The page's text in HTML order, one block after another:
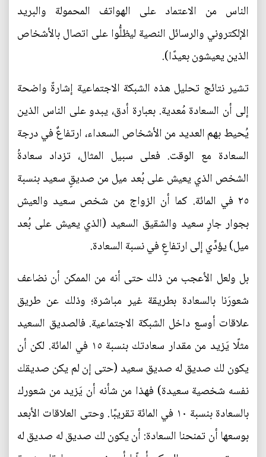
الناس من الاعتماد على الهواتف المحمولة والبريد
الإلكتروني والرسائل النصية ليظلُّوا على اتصال بالأشخاص
الذين يعيشون بعيدًا).
تشير نتائج تحليل هذه الشبكة الاجتماعية إشارةً واضحة
إلى أن السعادة مُعدية. بعبارة أدق، يبدو على الناس الذين
يُحيط بهم العديد من الأشخاص السعداء، ارتفاعٌ في درجة
السعادة مع الوقت. فعلى سبيل المثال، تزداد سعادةُ
الشخص الذي يعيش على بُعد ميل من صديقٍ سعيد بنسبة
٢٥ في المائة. كما أن الزواج من شخص سعيد والعيش
بجوار جارٍ سعيد والشقيق السعيد (الذي يعيش على بُعد
ميل) يؤدِّي إلى ارتفاعٍ في نسبة السعادة.
بل ولعل الأعجب من ذلك حتى أنه من الممكن أن نضاعف
شعورَنا بالسعادة بطريقة غير مباشرة؛ وذلك عن طريق
علاقات أوسع داخل الشبكة الاجتماعية. فالصديق السعيد
مثلًا يَزيد من مقدار سعادتك بنسبة ١٥ في المائة. لكن أن
يكون لك صديق له صديق سعيد (حتى إن لم يكن صديقك
نفسه شخصية سعيدة) فهذا من شأنه أن يَزيد من شعورك
بالسعادة بنسبة ١٠ في المائة تقريبًا. وحتى العلاقات الأبعد
بوسعها أن تمنحنا السعادة: أن يكون لك صديق له صديق له